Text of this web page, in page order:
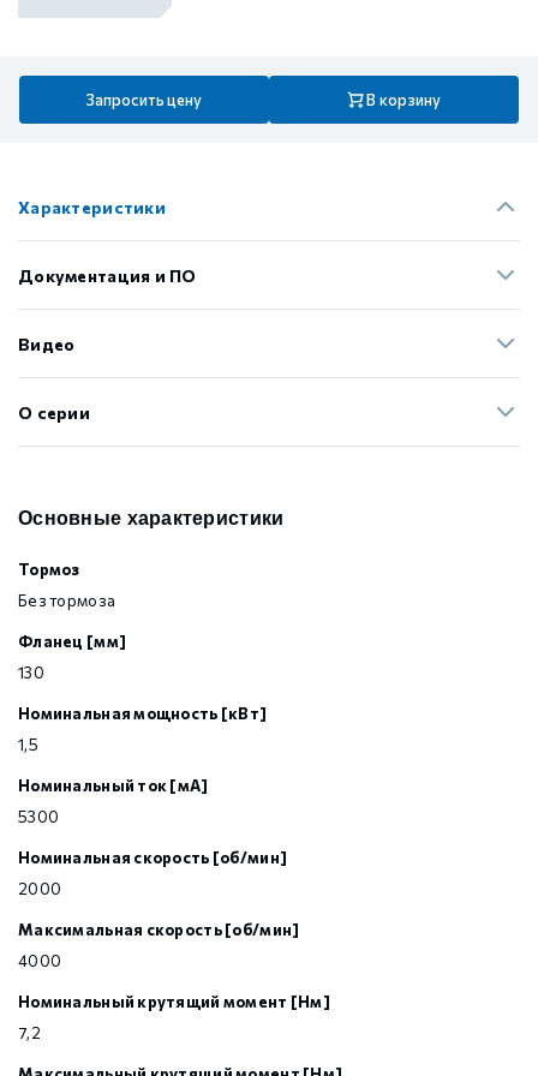
Запросить цену В корзину
Характеристики
Документация и ПО
Видео
О серии
Основные характеристики
Тормоз
Без тормоза
Фланец [мм]
130
Номинальная мощность [кВт]
1,5
Номинальный ток [мА]
5300
Номинальная скорость [об/мин]
2000
Максимальная скорость [об/мин]
4000
Номинальный крутящий момент [Нм]
7,2